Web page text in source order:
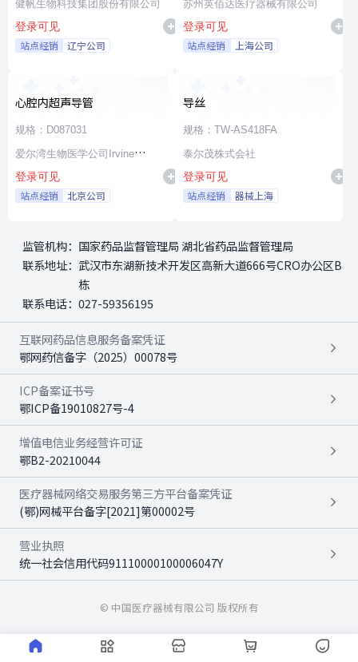
健帆生物科技集团股份有限公司
登录可见
站点经销 辽宁公司
苏州英佰达医疗器械有限公司
登录可见
站点经销 上海公司
心腔内超声导管
规格：D087031
爱尔湾生物医学公司Irvine
Biomedical,Inc. a St. Jude
Medical Company
登录可见
站点经销 北京公司
导丝
规格：TW-AS418FA
泰尔茂株式会社
登录可见
站点经销 器械上海
监管机构： 国家药品监督管理局 湖北省药品监督管理局
联系地址： 武汉市东湖新技术开发区高新大道666号CRO办公区B
栋
联系电话： 027-59356195
互联网药品信息服务备案凭证
鄂网药信备字（2025）00078号
ICP备案证书号
鄂ICP备19010827号-4
增值电信业务经营许可证
鄂B2-20210044
医疗器械网络交易服务第三方平台备案凭证
(鄂)网械平台备字[2021]第00002号
营业执照
统一社会信用代码91110000100006047Y
© 中国医疗器械有限公司 版权所有